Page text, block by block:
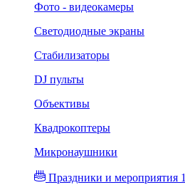
Фото - видеокамеры
Светодиодные экраны
Стабилизаторы
DJ пульты
Объективы
Квадрокоптеры
Микронаушники
Праздники и мероприятия 1